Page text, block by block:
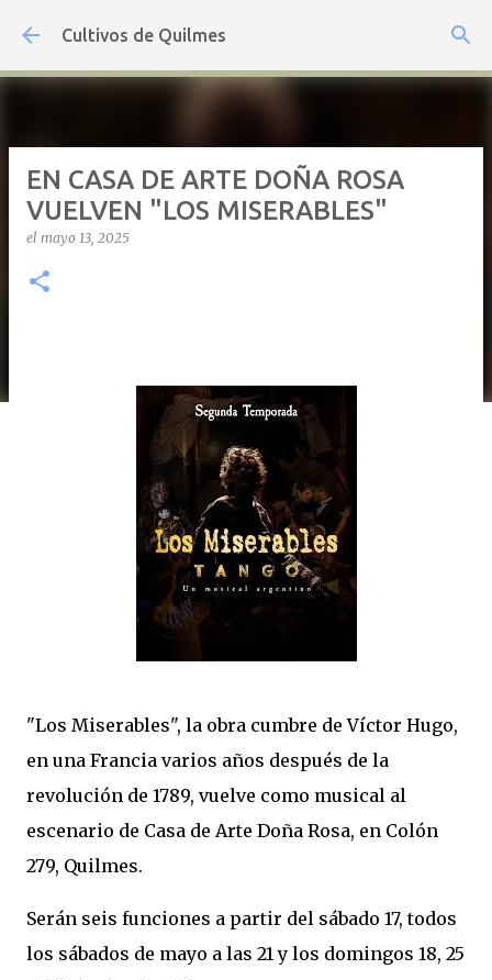
Ir al contenido principal
Cultivos de Quilmes
EN CASA DE ARTE DOÑA ROSA
VUELVEN "LOS MISERABLES"
el mayo 13, 2025
"Los Miserables", la obra cumbre de Víctor Hugo,
en una Francia varios años después de la
revolución de 1789, vuelve como musical al
escenario de Casa de Arte Doña Rosa, en Colón
279, Quilmes.
Serán seis funciones a partir del sábado 17, todos
los sábados de mayo a las 21 y los domingos 18, 25